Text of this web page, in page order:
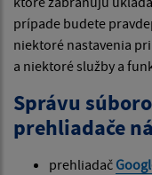
prípade budete
niektoré nastavenia
a niektoré služby a
Správu
prehliadače
prehliadač